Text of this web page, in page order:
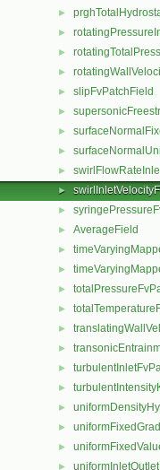
►
►
►
►
► slipFvPatchField
►
►
►
►
►
►
► AverageField
►
►
►
►
►
►
►
►
►
►
►
►